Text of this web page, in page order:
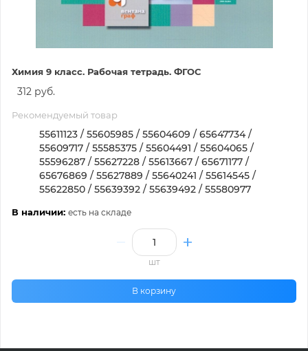
Химия 9 класс. Рабочая тетрадь. ФГОС
312 руб.
Рекомендуемый товар
55611123 / 55605985 / 55604609 / 65647734 /
55609717 / 55585375 / 55604491 / 55604065 /
55596287 / 55627228 / 55613667 / 65671177 /
65676869 / 55627889 / 55640241 / 55614545 /
55622850 / 55639392 / 55639492 / 55580977
В наличии: есть на складе
шт
В корзину